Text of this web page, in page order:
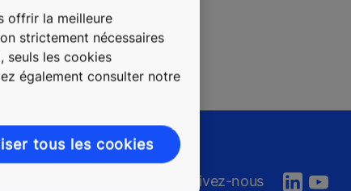
Suivez-nous
offrir la meilleure
strictement nécessaires
seuls les cookies
également consulter notre
tous les cookies